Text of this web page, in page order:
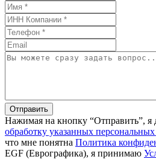
Отправить
Нажимая на кнопку “Отправить”, я
обработку указанных
что мне понятна Политика
EGF (Еврографика), я принимаю